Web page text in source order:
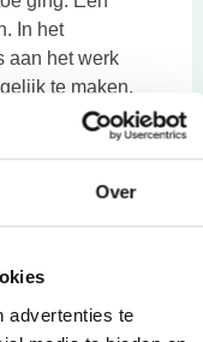
Over
advertenties te
In het
aan het werk
te maken.